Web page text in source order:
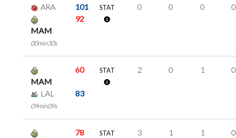
ARA 101
MAM
92
00min30s
STAT 0 0 0 0
MAM
60
LAL 83
09min09s
STAT 2 0 1 0
78 STAT 3 1 1 0